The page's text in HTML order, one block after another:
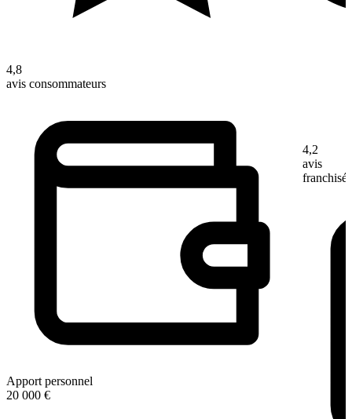
4,8
avis consommateurs
Apport personnel
20 000 €
4,2
avis
franchisé